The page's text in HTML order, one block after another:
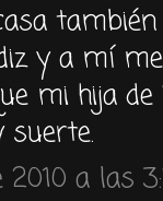
y a mí
mi hija
suerte.
2010 a las